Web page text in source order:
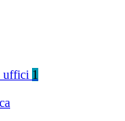
uffici 1